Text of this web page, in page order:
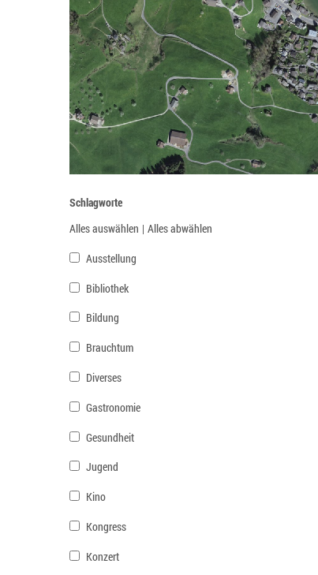
Schlagworte
Alles auswählen | Alles abwählen
Ausstellung
Bibliothek
Bildung
Brauchtum
Diverses
Gastronomie
Gesundheit
Jugend
Kino
Kongress
Konzert